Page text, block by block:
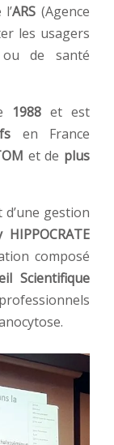
ARS (Agence
les usagers
ou de santé
1988 et est
en France
et de plus
gestion
HIPPOCRATE
composé
Scientifique